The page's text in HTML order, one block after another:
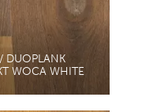
DUOPLANK
WOCA WHITE